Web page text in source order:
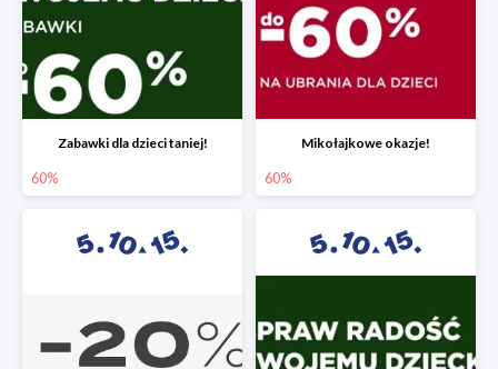
Zabawki dla dzieci taniej!
60%
Mikołajkowe okazje!
60%